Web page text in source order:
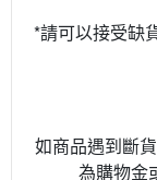
*請可以接受缺
如商品遇到斷
為購物金